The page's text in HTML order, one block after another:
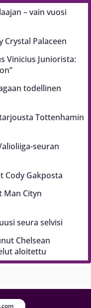
– vain vuosi
Crystal Palaceen
Vinicius Juniorista:
todellinen
Tottenhamin
seuran
Cody Gakposta
Man Cityn
seura selvisi
Chelsean
aloitettu